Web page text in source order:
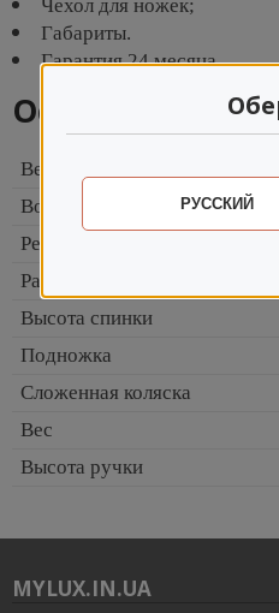
Чехол для ножек;
Габариты.
Гарантия 24 месяца.
Основные
Вес коляски
Возраст ребенка
Регулируемая спинка
Размеры сиденья
Высота спинки
Подножка
Сложенная коляска
Вес
Высота ручки
MYLUX.IN.UA
РУССКИЙ